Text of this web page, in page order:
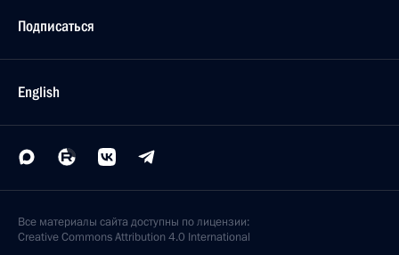
Подписаться
English
Все материалы сайта доступны по лицензии:
Creative Commons Attribution 4.0 International